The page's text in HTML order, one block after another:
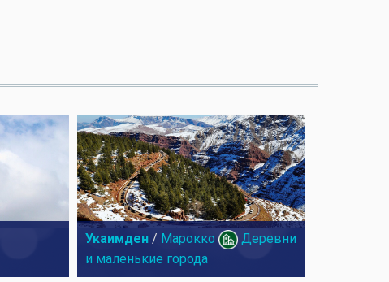
Укаимден / Марокко
Деревни
и маленькие города